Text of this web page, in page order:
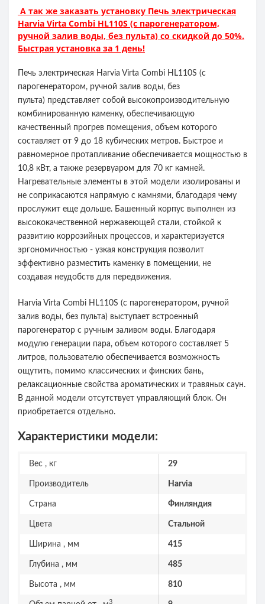
А так же заказать установку Печь электрическая
Harvia Virta Combi HL110S (с парогенератором,
ручной залив воды, без пульта) со скидкой до 50%.
Быстрая установка за 1 день!
Печь электрическая Harvia Virta Combi HL110S (с
парогенератором, ручной залив воды, без
пульта) представляет собой высокопроизводительную
комбинированную каменку, обеспечивающую
качественный прогрев помещения, объем которого
составляет от 9 до 18 кубических метров. Быстрое и
равномерное протапливание обеспечивается мощностью в
10,8 кВт, а также резервуаром для 70 кг камней.
Нагревательные элементы в этой модели изолированы и
не соприкасаются напрямую с камнями, благодаря чему
прослужит еще дольше. Башенный корпус выполнен из
высококачественной нержавеющей стали, стойкой к
развитию коррозийных процессов, и характеризуется
эргономичностью - узкая конструкция позволит
эффективно разместить каменку в помещении, не
создавая неудобств для передвижения.
Harvia Virta Combi HL110S (с парогенератором, ручной
залив воды, без пульта) выступает встроенный
парогенератор с ручным заливом воды. Благодаря
модулю генерации пара, объем которого составляет 5
литров, пользователю обеспечивается возможность
ощутить, помимо классических и финских бань,
релаксационные свойства ароматических и травяных саун.
В данной модели отсутствует управляющий блок. Он
приобретается отдельно.
Характеристики модели:
Вес , кг 29
Производитель Harvia
Страна Финляндия
Цвета Стальной
Ширина , мм 415
Глубина , мм 485
Высота , мм 810
3